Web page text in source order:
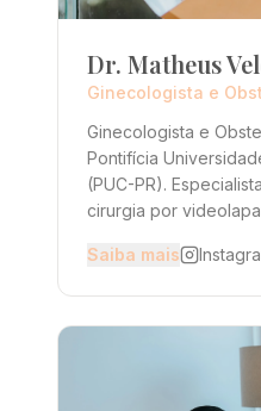
Dr. Matheus
Ginecologista e
Ginecologista e
Pontifícia
(PUC-PR).
cirurgia por
Saiba mais